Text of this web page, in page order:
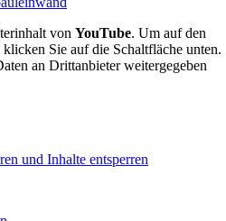
von YouTube. Um auf den
Sie auf die Schaltfläche unten.
an Drittanbieter weitergegeben
und Inhalte entsperren